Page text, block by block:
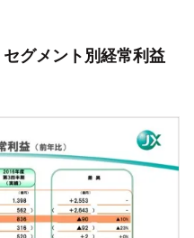
メント別経常利益